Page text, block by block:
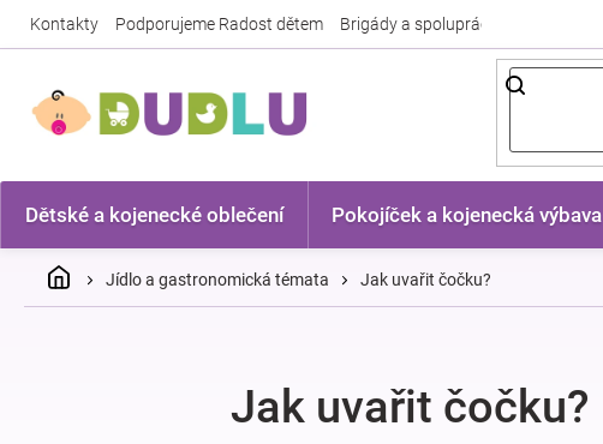
Kontakty Podporujeme Radost dětem Brigády a spolupráce
Dětské a kojenecké oblečení Pokojíček a kojenecká výbava
DomůJídlo a gastronomická témata Jak uvařit čočku?
Jak uvařit čočku?